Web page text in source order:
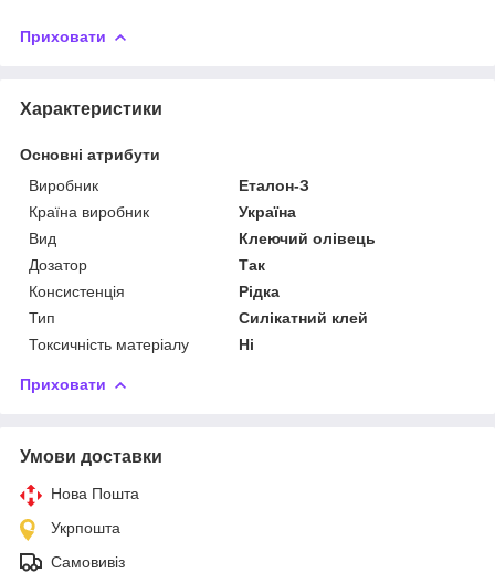
Приховати
Характеристики
Основні атрибути
Виробник
Еталон-З
Країна виробник
Україна
Вид
Клеючий олівець
Дозатор
Так
Консистенція
Рідка
Тип
Силікатний клей
Токсичність матеріалу
Ні
Приховати
Умови доставки
Нова Пошта
Укрпошта
Самовивіз